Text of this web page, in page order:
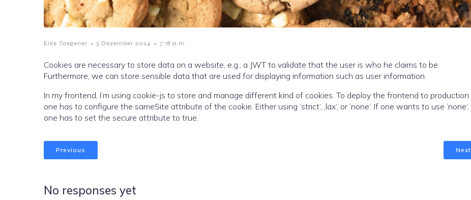
Eike Taegener - 3 Dezember 2024 - 7:18 a.m.
Cookies are necessary to store data on a website, e.g., a JWT to validate that the user is who he claims to be.
Furthermore, we can store sensible data that are used for displaying information such as user information.
In my frontend, I’m using cookie-js to store and manage different kind of cookies. To deploy the frontend to production
one has to configure the sameSite attribute of the cookie. Either using ’strict‘, ‚lax‘, or ’none‘. If one wants to use ’none‘,
one has to set the secure attribute to true.
Previous Next
No responses yet